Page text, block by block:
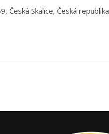
Česká Skalice, Česká republika